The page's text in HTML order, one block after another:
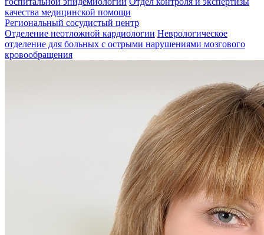
качества медицинской помощи
Региональный сосудистый центр
Отделение неотложной кардиологии Неврологическое
отделение для больных с острыми нарушениями мозгового
кровообращения